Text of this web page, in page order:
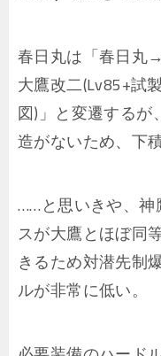
春日丸は「春日
大鷹改二(Lv85+試
図)」と変遷する
造がないため、下
……と思いきや、神
スが大鷹とほぼ同
きるため対潜先制
ルが非常に低い。